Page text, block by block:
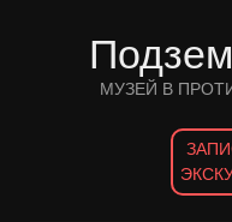
МУЗЕЙ В